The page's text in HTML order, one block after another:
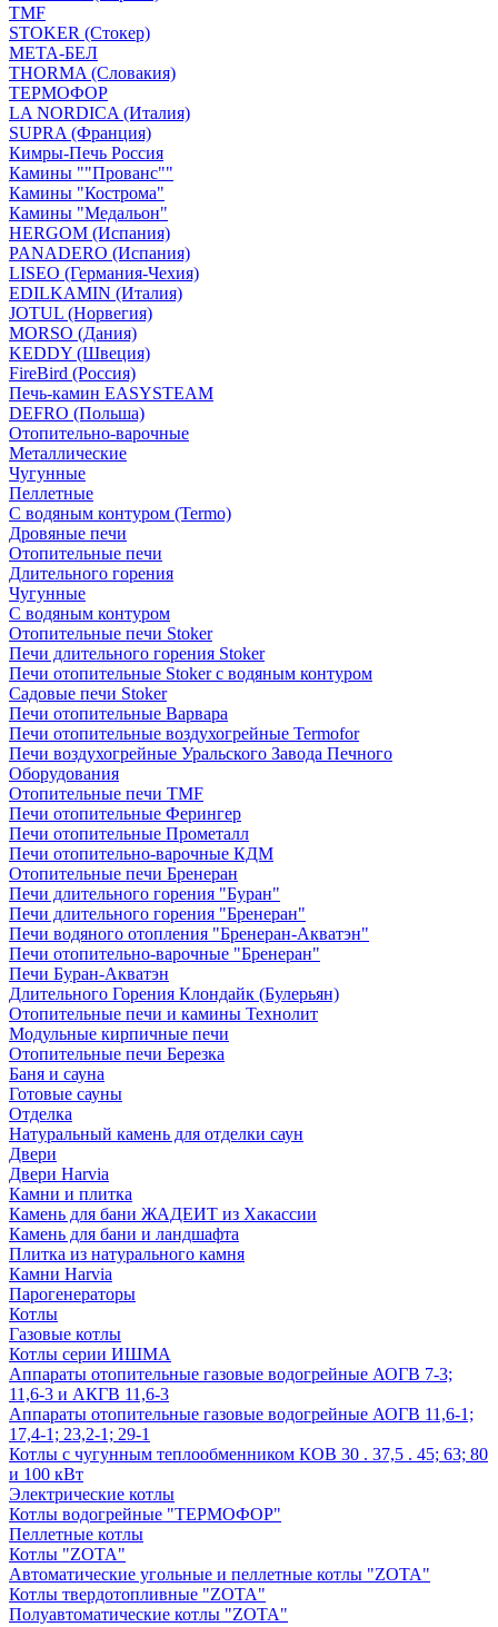
TMF
STOKER (Стокер)
МЕТА-БЕЛ
THORMA (Словакия)
ТЕРМОФОР
LA NORDICA (Италия)
SUPRA (Франция)
Кимры-Печь Россия
Камины ""Прованс""
Камины "Кострома"
Камины "Медальон"
HERGOM (Испания)
PANADERO (Испания)
LISEO (Германия-Чехия)
EDILKAMIN (Италия)
JOTUL (Норвегия)
MORSO (Дания)
KEDDY (Швеция)
FireBird (Россия)
Печь-камин EASYSTEAM
DEFRO (Польша)
Отопительно-варочные
Металлические
Чугунные
Пеллетные
С водяным контуром (Termo)
Дровяные печи
Отопительные печи
Длительного горения
Чугунные
C водяным контуром
Отопительные печи Stoker
Печи длительного горения Stoker
Печи отопительные Stoker с водяным контуром
Садовые печи Stoker
Печи отопительные Варвара
Печи отопительные воздухогрейные Termofor
Печи воздухогрейные Уральского Завода Печного
Оборудования
Отопительные печи TMF
Печи отопительные Ферингер
Печи отопительные Прометалл
Печи отопительно-варочные КДМ
Отопительные печи Бренеран
Печи длительного горения "Буран"
Печи длительного горения "Бренеран"
Печи водяного отопления "Бренеран-Акватэн"
Печи отопительно-варочные "Бренеран"
Печи Буран-Акватэн
Длительного Горения Клондайк (Булерьян)
Отопительные печи и камины Технолит
Модульные кирпичные печи
Отопительные печи Березка
Баня и сауна
Готовые сауны
Отделка
Натуральный камень для отделки саун
Двери
Двери Harvia
Камни и плитка
Камень для бани ЖАДЕИТ из Хакассии
Камень для бани и ландшафта
Плитка из натурального камня
Камни Harvia
Парогенераторы
Котлы
Газовые котлы
Котлы серии ИШМА
Аппараты отопительные газовые водогрейные АОГВ 7-3;
11,6-3 и АКГВ 11,6-3
Аппараты отопительные газовые водогрейные АОГВ 11,6-1;
17,4-1; 23,2-1; 29-1
Котлы с чугунным теплообменником КОВ 30 . 37,5 . 45; 63; 80
и 100 кВт
Электрические котлы
Котлы водогрейные "ТЕРМОФОР"
Пеллетные котлы
Котлы "ZOTA"
Автоматические угольные и пеллетные котлы "ZOTA"
Котлы твердотопливные "ZOTA"
Полуавтоматические котлы "ZOTA"